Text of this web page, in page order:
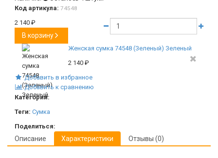
Код артикула: 74548
2 140 ₽
В корзину
Женская сумка 74548 (Зеленый) Зеленый
2 140 ₽
Добавить в избранное
Добавить к сравнению
Категории:
Теги: Сумка
Поделиться:
Описание Характеристики Отзывы (0)